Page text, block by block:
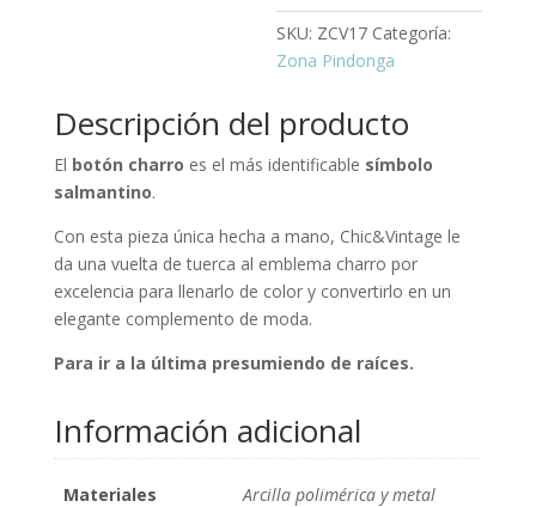
SKU: ZCV17 Categoría:
Zona Pindonga
Descripción del producto
El botón charro es el más identificable símbolo
salmantino.
Con esta pieza única hecha a mano, Chic&Vintage le
da una vuelta de tuerca al emblema charro por
excelencia para llenarlo de color y convertirlo en un
elegante complemento de moda.
Para ir a la última presumiendo de raíces.
Información adicional
Materiales Arcilla polimérica y metal